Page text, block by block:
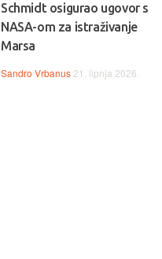
Schmidt osigurao ugovor s
NASA-om za istraživanje
Marsa
Sandro Vrbanus 21. lipnja 2026.